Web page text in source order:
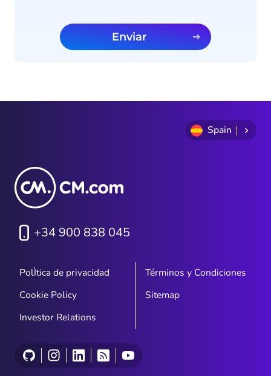
Enviar
Spain
+34 900 838 045
PolÌtica de privacidad
Términos y Condiciones
Cookie Policy
Sitemap
Investor Relations